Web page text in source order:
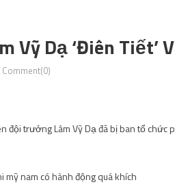
Vỹ Dạ ‘điên Tiết’
Comment(0)
đội trưởng Lâm Vỹ Dạ đã bị ban tổ
nam có hành động quá khích